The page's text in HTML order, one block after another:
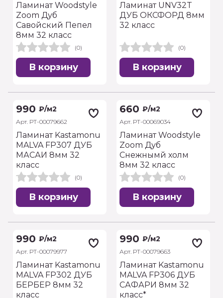
Ламинат Woodstyle
Zoom Дуб
Савойский Пепел
8мм 32 класс
(0)
В корзину
Ламинат UNV32T
ДУБ ОКСФОРД 8мм
32 класс
(0)
В корзину
990 ₽/м2
Арт. РТ-00079662
Ламинат Kastamonu
MALVA FP307 ДУБ
МАСАИ 8мм 32
класс
(0)
В корзину
660 ₽/м2
Арт. РТ-00069034
Ламинат Woodstyle
Zoom Дуб
Снежнымй холм
8мм 32 класс
(0)
В корзину
990 ₽/м2
Арт. РТ-00079977
Ламинат Kastamonu
MALVA FP302 ДУБ
БЕРБЕР 8мм 32
класс
990 ₽/м2
Арт. РТ-00079663
Ламинат Kastamonu
MALVA FP306 ДУБ
САФАРИ 8мм 32
класс*